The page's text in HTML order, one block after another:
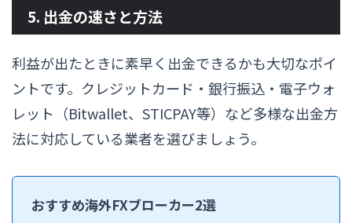
5. 出金の速さと方法
利益が出たときに素早く出金できるかも大切なポイ
ントです。クレジットカード・銀行振込・電子ウォ
レット（Bitwallet、STICPAY等）など多様な出金方
法に対応している業者を選びましょう。
おすすめ海外FXブローカー2選